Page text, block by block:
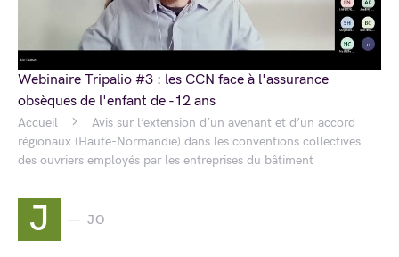
Accueil
Avis sur l’extension d’un avenant et d’un accord
régionaux (Haute-Normandie) dans les conventions collectives
des ouvriers employés par les entreprises du bâtiment
J JO
Webinaire Tripalio #3 : les CCN face à l'assurance
obsèques de l'enfant de -12 ans